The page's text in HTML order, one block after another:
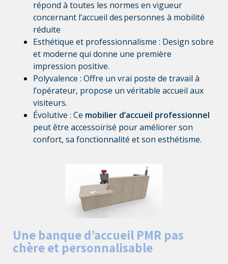
répond à toutes les normes en vigueur
concernant l’accueil des personnes à mobilité
réduite
Esthétique et professionnalisme : Design sobre
et moderne qui donne une première
impression positive.
Polyvalence : Offre un vrai poste de travail à
l’opérateur, propose un véritable accueil aux
visiteurs.
Évolutive : Ce mobilier d’accueil professionnel
peut être accessoirisé pour améliorer son
confort, sa fonctionnalité et son esthétisme.
Une banque d’accueil PMR pas
chère et personnalisable